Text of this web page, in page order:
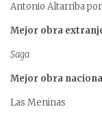
Antonio Altarriba por
Mejor obra
Saga
Mejor obra
Las Meninas